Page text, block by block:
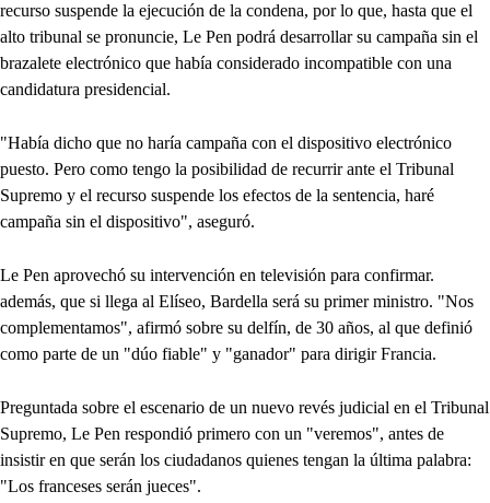
recurso suspende la ejecución de la condena, por lo que, hasta que el
alto tribunal se pronuncie, Le Pen podrá desarrollar su campaña sin el
brazalete electrónico que había considerado incompatible con una
candidatura presidencial.
"Había dicho que no haría campaña con el dispositivo electrónico
puesto. Pero como tengo la posibilidad de recurrir ante el Tribunal
Supremo y el recurso suspende los efectos de la sentencia, haré
campaña sin el dispositivo", aseguró.
Le Pen aprovechó su intervención en televisión para confirmar.
además, que si llega al Elíseo, Bardella será su primer ministro. "Nos
complementamos", afirmó sobre su delfín, de 30 años, al que definió
como parte de un "dúo fiable" y "ganador" para dirigir Francia.
Preguntada sobre el escenario de un nuevo revés judicial en el Tribunal
Supremo, Le Pen respondió primero con un "veremos", antes de
insistir en que serán los ciudadanos quienes tengan la última palabra:
"Los franceses serán jueces".